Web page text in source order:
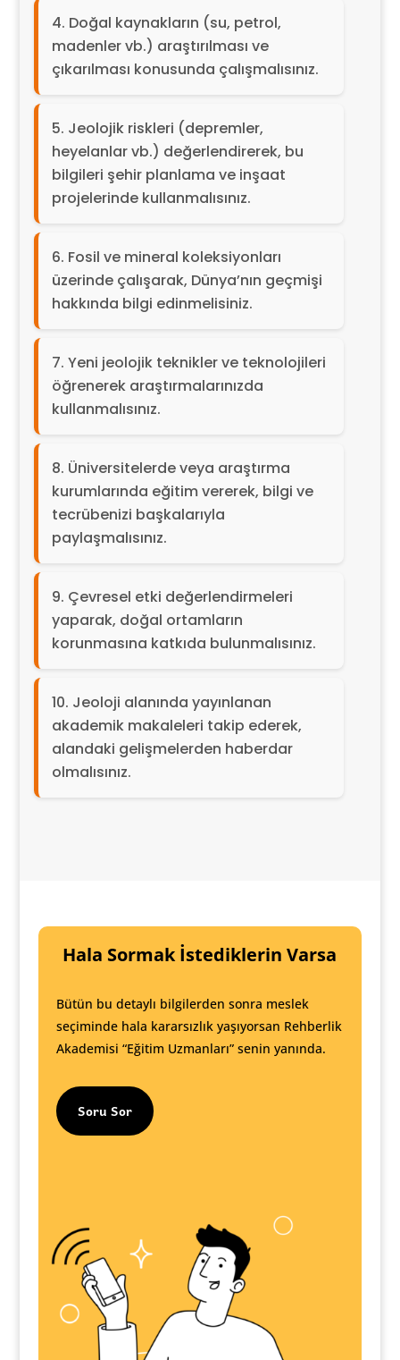
Doğal kaynakların (su, petrol,
madenler vb.) araştırılması ve
çıkarılması konusunda çalışmalısınız.
Jeolojik riskleri (depremler,
heyelanlar vb.) değerlendirerek, bu
bilgileri şehir planlama ve inşaat
projelerinde kullanmalısınız.
Fosil ve mineral koleksiyonları
üzerinde çalışarak, Dünya’nın geçmişi
hakkında bilgi edinmelisiniz.
Yeni jeolojik teknikler ve teknolojileri
öğrenerek araştırmalarınızda
kullanmalısınız.
Üniversitelerde veya araştırma
kurumlarında eğitim vererek, bilgi ve
tecrübenizi başkalarıyla
paylaşmalısınız.
Çevresel etki değerlendirmeleri
yaparak, doğal ortamların
korunmasına katkıda bulunmalısınız.
Jeoloji alanında yayınlanan
akademik makaleleri takip ederek,
alandaki gelişmelerden haberdar
olmalısınız.
Hala Sormak İstediklerin Varsa
Bütün bu detaylı bilgilerden sonra meslek
seçiminde hala kararsızlık yaşıyorsan Rehberlik
Akademisi “Eğitim Uzmanları” senin yanında.
Soru Sor